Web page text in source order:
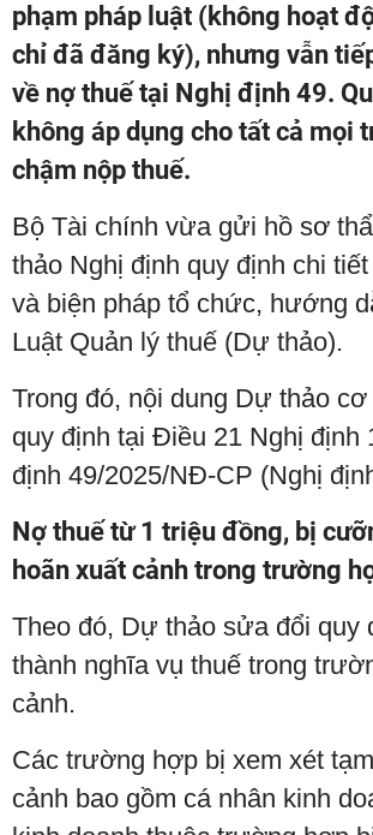
phạm pháp luật (không hoạt
chỉ đã đăng ký), nhưng vẫn
về nợ thuế tại Nghị định 49.
không áp dụng cho tất cả mọi
chậm nộp thuế.
Bộ Tài chính vừa gửi hồ sơ
thảo Nghị định quy định chi
và biện pháp tổ chức, hướng
Luật Quản lý thuế (Dự thảo).
Trong đó, nội dung Dự thảo
quy định tại Điều 21 Nghị định
định 49/2025/NĐ-CP (Nghị
Nợ thuế từ 1 triệu đồng, bị
hoãn xuất cảnh trong trường
Theo đó, Dự thảo sửa đổi quy
thành nghĩa vụ thuế trong
cảnh.
Các trường hợp bị xem xét
cảnh bao gồm cá nhân kinh